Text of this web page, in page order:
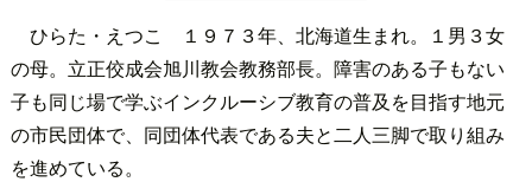
ひらた・えつこ １９７３年、北海道生まれ。１男３女
の母。立正佼成会旭川教会教務部長。障害のある子もない
子も同じ場で学ぶインクルーシブ教育の普及を目指す地元
の市民団体で、同団体代表である夫と二人三脚で取り組み
を進めている。